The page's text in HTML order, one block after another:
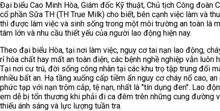
Đại biểu Cao Minh Hòa, Giám đốc Kỹ thuật, Chủ tịch Công đoàn
cổ phần Sữa TH (TH True Milk) cho biết, bên cạnh việc làm và
thì được làm việc và sinh sống trong một môi trường an toàn là
tâm lớn và nhu cầu thiết yếu của người lao động hiện nay.
Theo đại biểu Hòa, tại nơi làm việc, nguy cơ tai nạn lao động,
rỉ hóa chất hay mất an toàn điện, các bệnh nghề nghiệp vẫn luôn
Tại nơi cư trú, đời sống công nhân tại các khu trọ tập trung đối
nhiều bất an. Hạ tầng xuống cấp tiềm ẩn nguy cơ cháy nổ cao, an
phức tạp với nạn trộm cắp, tệ nạn, nhất là "tín dụng đen". Lao
em dễ bị tổn thương khi phải đi ca đêm trên những cung đường
thiếu ánh sáng và lực lượng tuần tra.